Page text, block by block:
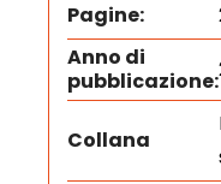
Pagine:
Anno di
pubblicazione:
Collana